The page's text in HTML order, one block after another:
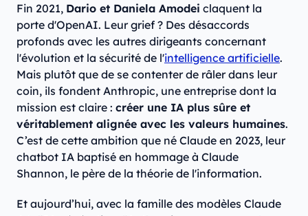
Fin 2021, Dario et Daniela Amodei claquent la
porte d'OpenAI. Leur grief ? Des désaccords
profonds avec les autres dirigeants concernant
l'évolution et la sécurité de l'intelligence artificielle.
Mais plutôt que de se contenter de râler dans leur
coin, ils fondent Anthropic, une entreprise dont la
mission est claire : créer une IA plus sûre et
véritablement alignée avec les valeurs humaines.
C’est de cette ambition que né Claude en 2023, leur
chatbot IA baptisé en hommage à Claude
Shannon, le père de la théorie de l'information.
Et aujourd’hui, avec la famille des modèles Claude